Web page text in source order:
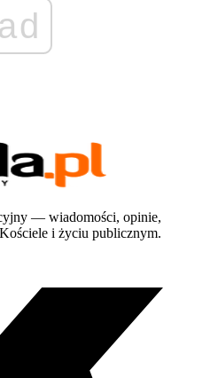
ad
— wiadomości, opinie,
i życiu publicznym.